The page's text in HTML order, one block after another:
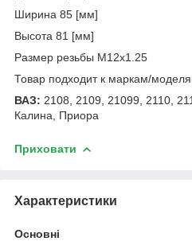
Ширина 85 [мм]
Высота 81 [мм]
Размер резьбы M12x1.25
Товар подходит к маркам/
ВАЗ: 2108, 2109, 21099, 2110,
Калина, Приора
Приховати
Характеристики
Основні